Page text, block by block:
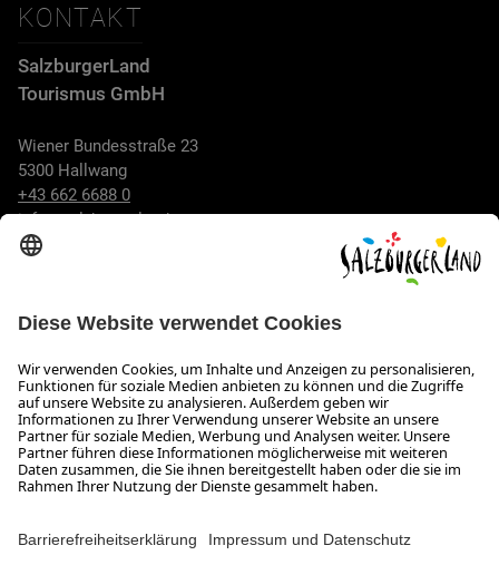
KONTAKT
SalzburgerLand
Tourismus GmbH
Wiener Bundesstraße 23
5300 Hallwang
+43 662 6688 0
info@salzburgerland.com
Wir freuen uns auf Ihre Anfrage!
Gerne stehen wir Ihnen von Montag bis Donnerstag von 08:00
bis 17:30 Uhr und am Freitag von 08:00 bis 17:00 Uhr zur
Verfügung.
Das Unternehmen Jobs Meeting- und Kongresslocations